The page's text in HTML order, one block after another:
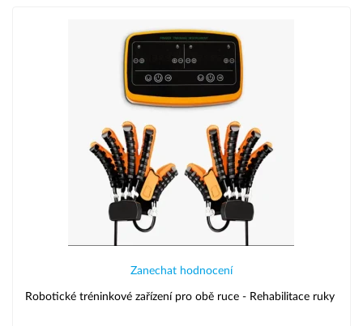
Zanechat hodnocení
Robotické tréninkové zařízení pro obě ruce - Rehabilitace ruky